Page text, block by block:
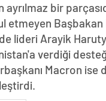
ayrılmaz bir
etmeyen Başbakan
lideri Arayik
verdiği
Macron ise